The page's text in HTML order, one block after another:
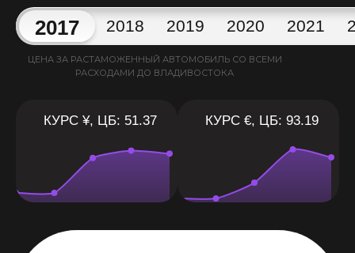
2017 2018 2019 2020 2021
ЦЕНА ЗА РАСТАМОЖЕННЫЙ АВТОМОБИЛЬ СО ВСЕМИ
РАСХОДАМИ ДО ВЛАДИВОСТОКА
КУРС ¥, ЦБ: 51.37 КУРС €, ЦБ: 93.19